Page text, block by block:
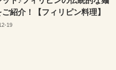
紹介！【フィリピン料理】
19